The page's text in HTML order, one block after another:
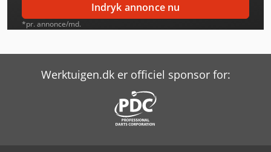
Hyster H5.0Ft
Hyster H8.0Ft-9
Indryk annonce nu
*pr. annonce/md.
Werktuigen.dk er officiel sponsor for: